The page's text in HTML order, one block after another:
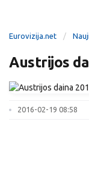
Eurovizija.net
Austrijos
2016-02-19 08:58